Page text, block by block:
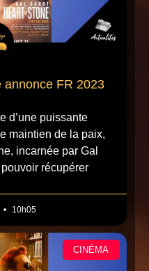
annonce FR 2023
d’une puissante
maintien de la paix,
incarnée par Gal
récupérer
10h05
CINÉMA